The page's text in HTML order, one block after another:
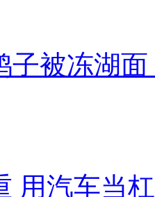
子被冻湖
用汽车当